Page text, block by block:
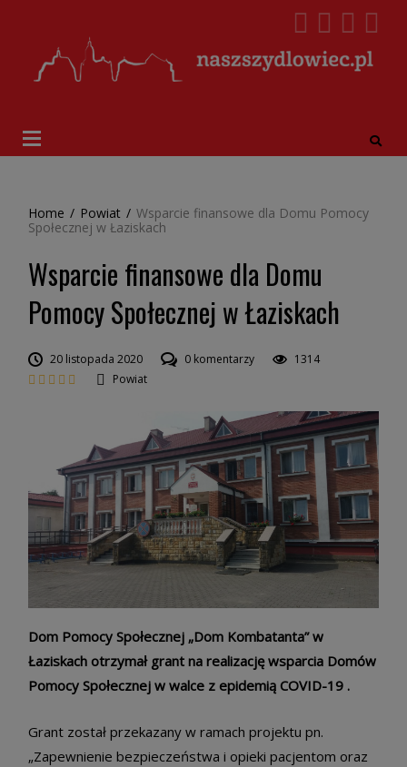
Home / Powiat / Wsparcie finansowe dla Domu Pomocy
Społecznej w Łaziskach
Wsparcie finansowe dla Domu
Pomocy Społecznej w Łaziskach
20 listopada 2020 0 komentarzy
1314
Powiat
Dom Pomocy Społecznej „Dom Kombatanta” w
Łaziskach otrzymał grant na realizację wsparcia Domów
Pomocy Społecznej w walce z epidemią COVID-19 .
Grant został przekazany w ramach projektu pn.
„Zapewnienie bezpieczeństwa i opieki pacjentom oraz